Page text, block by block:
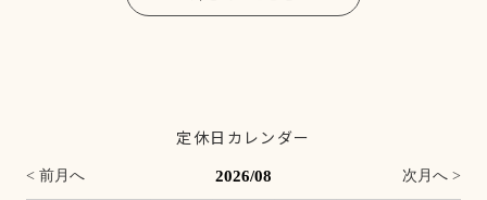
定休日カレンダー
< 前月へ 2026/08 次月へ >